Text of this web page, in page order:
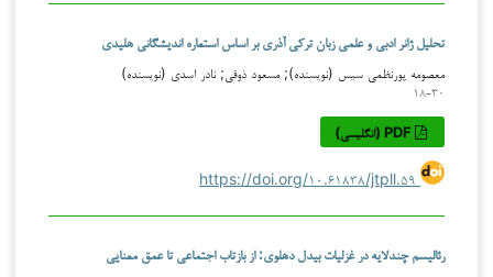
تحلیل ژانر ادبی و علمی زبان ترکی آذری بر اساس استعاره اندیشگانی هلیدی
معصومه پورنظمی سیس (نویسنده); مسعود ذوقی; نادر اسدی (نویسنده)
۱۸-۳۰
https://doi.org/۱۰.۶۱۸۳۸/jtpll.۵۹
رئالیسم چندلایه در غزلیات بیدل دهلوی: از بازتاب اجتماعی تا عمق معنایی